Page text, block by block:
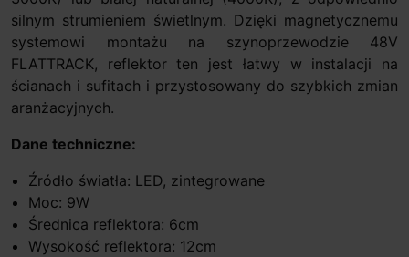
silnym strumieniem świetlnym. Dzięki magnetycznemu
systemowi montażu na szynoprzewodzie 48V
FLATTRACK, reflektor ten jest łatwy w instalacji na
ścianach i sufitach i przystosowany do szybkich zmian
aranżacyjnych.
Dane techniczne:
Źródło światła: LED, zintegrowane
Moc: 9W
Średnica reflektora: 6cm
Wysokość reflektora: 12cm